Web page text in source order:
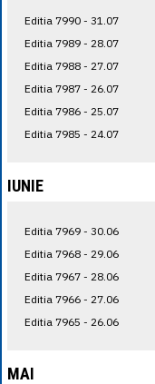
Editia 7990 - 31.07
Editia 7989 - 28.07
Editia 7988 - 27.07
Editia 7987 - 26.07
Editia 7986 - 25.07
Editia 7985 - 24.07
IUNIE
Editia 7969 - 30.06
Editia 7968 - 29.06
Editia 7967 - 28.06
Editia 7966 - 27.06
Editia 7965 - 26.06
MAI